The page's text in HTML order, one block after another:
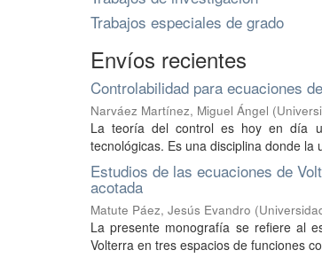
Trabajos especiales de grado
Envíos recientes
Controlabilidad para ecuaciones
Narváez Martínez, Miguel Ángel (
La teoría del control es hoy en día
tecnológicas. Es una disciplina donde
Estudios de las ecuaciones de
acotada
Matute Páez, Jesús Evandro (
La presente monografía se refiere al
Volterra en tres espacios de funciones